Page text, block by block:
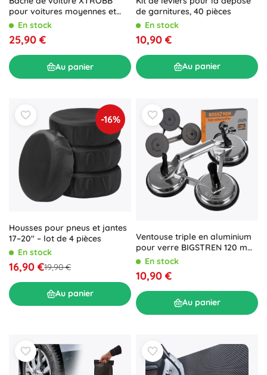
aérodynamique et une carrosserie pluspropre.
pour voitures moyennes et
grandes 572 × 180 × 120 cm
En stock
25,90 €
Au panier
de garnitures, 40 pièces
En stock
10,90 €
Au panier
-16%
Housses pour pneus et jantes
17–20" – lot de 4 pièces
En stock
16,90 €19,90 €
Au panier
Ventouse triple en aluminium
pour verre BIGSTREN 120 mm,
150 kg
En stock
10,90 €
Au panier